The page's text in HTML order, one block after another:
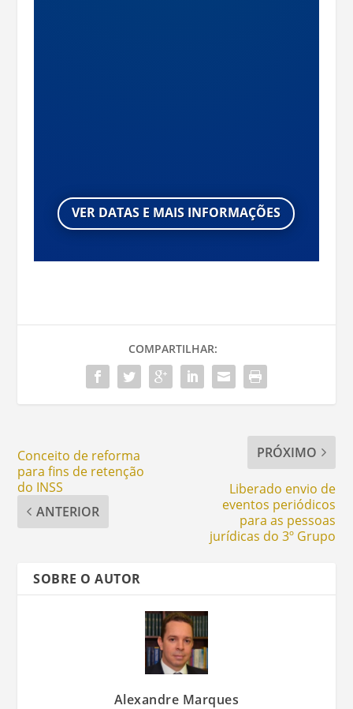
VER DATAS E MAIS INFORMAÇÕES
COMPARTILHAR:
Conceito de reforma
para fins de retenção
do INSS
ANTERIOR
PRÓXIMO
Liberado envio de
eventos periódicos
para as pessoas
jurídicas do 3º Grupo
SOBRE O AUTOR
Alexandre Marques